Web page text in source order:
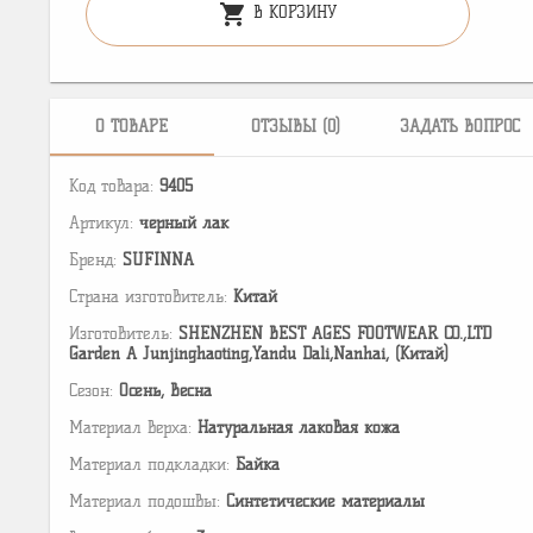
shopping_cart В КОРЗИНУ
О ТОВАРЕ ОТЗЫВЫ (0) ЗАДАТЬ ВОПРОС
Код товара: 9405
Артикул: черный лак
Бренд: SUFINNA
Страна изготовитель: Китай
Изготовитель: SHENZHEN BEST AGES FOOTWEAR CO.,LTD
Garden A Junjinghaoting,Yandu Dali,Nanhai, (Китай)
Сезон: Осень, Весна
Материал верха: Натуральная лаковая кожа
Материал подкладки: Байка
Материал подошвы: Cинтетические материалы